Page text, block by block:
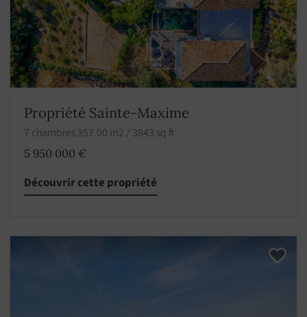
Propriété Sainte-Maxime
7 chambres 357.00 m2 / 3843 sq ft
5 950 000 €
Découvrir cette propriété